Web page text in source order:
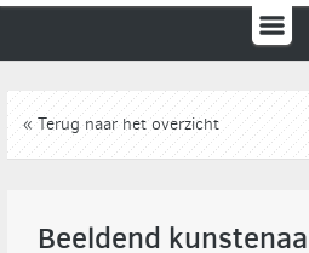
« Terug naar het overzicht
Beeldend